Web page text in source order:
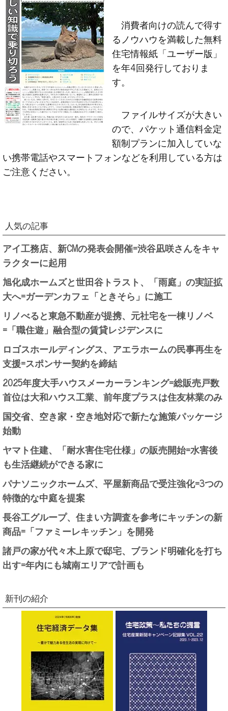
消費者向けの読んで得す
るノウハウを満載した無料
住宅情報紙「ユーザー版」
を年4回発行しておりま
す。
ファイルサイズが大きい
ので、パケット通信料金定
額制プランに加入していな
い携帯電話やスマートフォンなどを利用している方は
ご注意ください。
人気の記事
アイ工務店、新CMの発表会開催=渋谷凪咲さんをキャ
ラクターに起用
旭化成ホームズと世田谷トラスト、「雨庭」の実証拡
大へ=ガーデンカフェ「ときそら」に施工
リノべると東急不動産が提携、元社宅を一棟リノベ
=「職住遊」融合型の賃貸レジデンスに
ロゴスホールディングス、アエラホームの民事再生を
支援=スポンサー契約を締結
2025年度大手ハウスメーカーランキング=総販売戸数
首位は大和ハウス工業、前年度プラスは住友林業のみ
国交省、空き家・空き地対応で新たな施策パッケージ
始動
ヤマト住建、「耐水害住宅仕様」の販売開始=水害後
も生活継続ができる家に
パナソニックホームズ、平屋新商品で受注強化=3つの
特徴的な中庭を提案
長谷工グループ、住まい方調査を参考にキッチンの新
商品=「ファミーレキッチン」を開発
諸戸の家が代々木上原で邸宅、ブランド明確化を打ち
出す=年内にも城南エリアで計画も
新刊の紹介